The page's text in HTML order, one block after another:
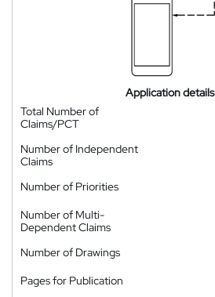
Application details
Total Number of
Claims/PCT
Number of Independent
Claims
Number of Priorities
Number of Multi-
Dependent Claims
Number of Drawings
Pages for Publication